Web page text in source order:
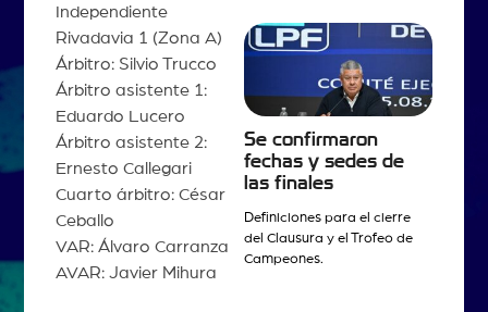
Independiente
Rivadavia 1 (Zona A)
Árbitro: Silvio Trucco
Árbitro asistente 1:
Eduardo Lucero
Árbitro asistente 2:
Ernesto Callegari
Cuarto árbitro: César
Ceballo
VAR: Álvaro Carranza
AVAR: Javier Mihura
Se confirmaron
fechas y sedes de
las finales
Definiciones para el cierre
del Clausura y el Trofeo de
Campeones.